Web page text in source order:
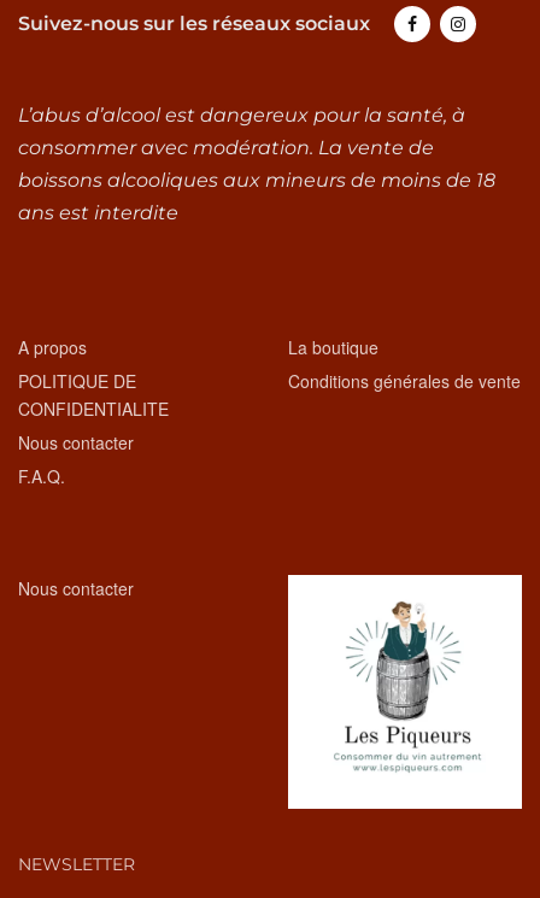
Suivez-nous sur les réseaux sociaux
L’abus d’alcool est dangereux pour la santé, à
consommer avec modération. La vente de
boissons alcooliques aux mineurs de moins de 18
ans est interdite
A propos
POLITIQUE DE
CONFIDENTIALITE
Nous contacter
F.A.Q.
La boutique
Conditions générales de vente
Nous contacter
NEWSLETTER